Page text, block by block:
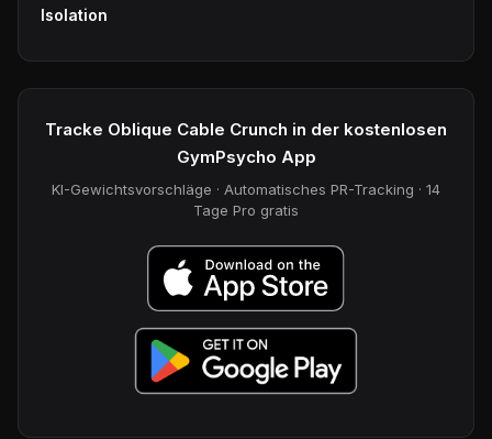
Isolation
Tracke Oblique Cable Crunch in der kostenlosen
GymPsycho App
KI-Gewichtsvorschläge · Automatisches PR-Tracking · 14
Tage Pro gratis